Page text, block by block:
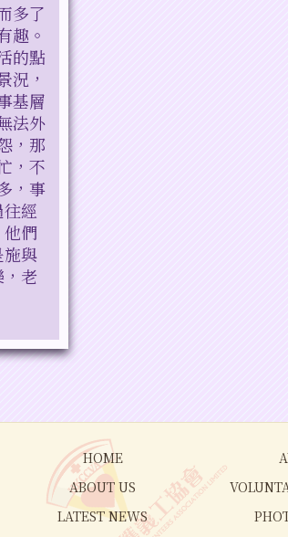
多了
趣。
的點
況，
基層
法外
，那
，不
，事
經
們
與
老
HOME
ABOUT US
LATEST NEWS